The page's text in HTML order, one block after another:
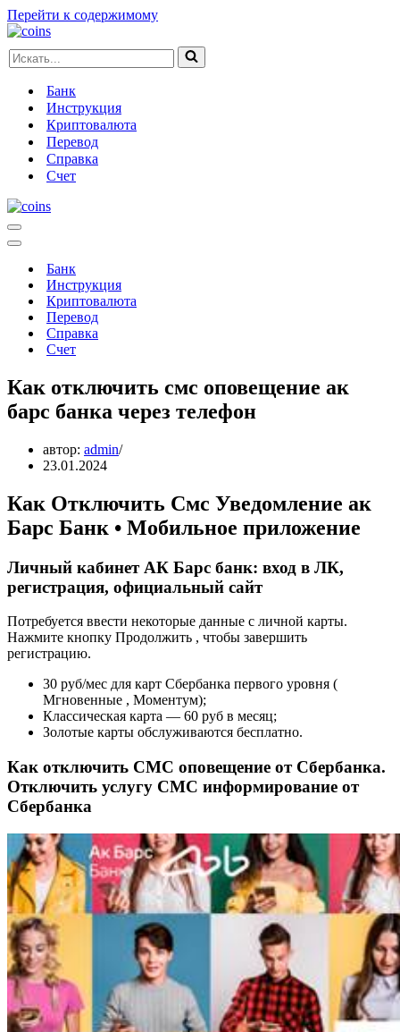
Перейти к содержимому
Искать...
Банк
Инструкция
Криптовалюта
Перевод
Справка
Счет
Меню
навигации
Меню
навигацииБанк
Инструкция
Криптовалюта
Перевод
Справка
Счет
Как отключить смс оповещение ак
барс банка через телефон
автор: admin
23.01.2024
Как Отключить Смс Уведомление ак
Барс Банк • Мобильное приложение
Личный кабинет АК Барс банк: вход в ЛК,
регистрация, официальный сайт
Потребуется ввести некоторые данные с личной карты.
Нажмите кнопку Продолжить , чтобы завершить
регистрацию.
30 руб/мес для карт Сбербанка первого уровня (
Мгновенные , Моментум);
Классическая карта — 60 руб в месяц;
Золотые карты обслуживаются бесплатно.
Как отключить СМС оповещение от Сбербанка.
Отключить услугу СМС информирование от
Сбербанка